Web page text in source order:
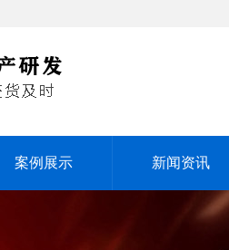
案例展示 新闻资讯